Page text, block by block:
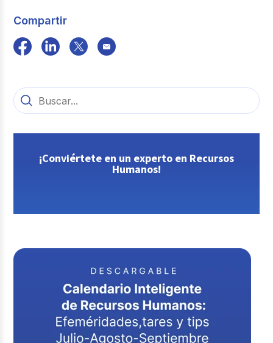
Compartir
¡Conviértete en un experto en Recursos
Humanos!